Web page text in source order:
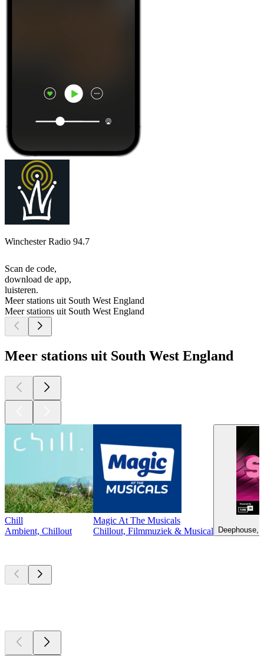
Winchester Radio 94.7
Scan de code,
download de app,
luisteren.
Meer stations uit South West England
Meer stations uit South West England
Meer stations uit South West England
Chill
Ambient, Chillout
Magic At The Musicals
Chillout, Filmmuziek & Musical
Deephouse,